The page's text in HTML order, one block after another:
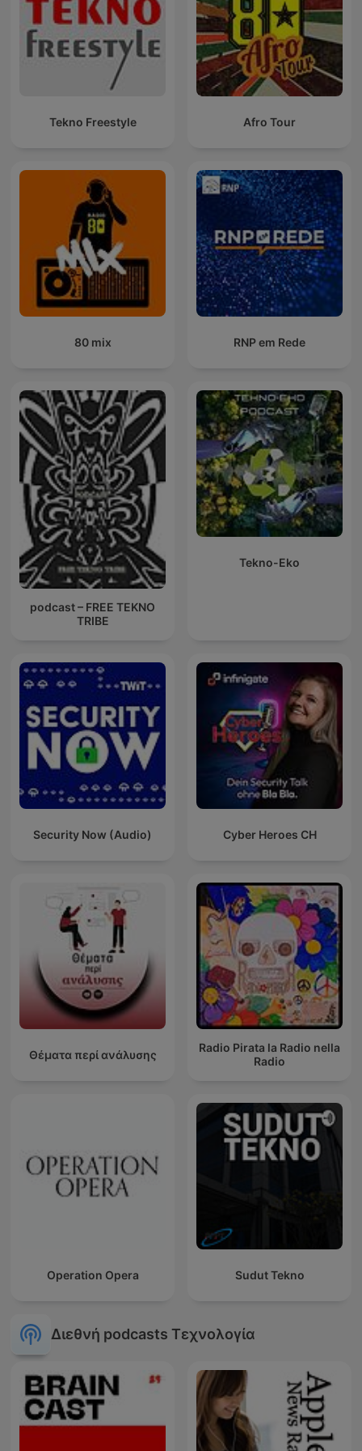
een kritische kijk op innovatie biedt DGTS een unieke mix van
diepgang en actualiteit.
Over de makers
Joe van Burik volgt en analyseert de belangrijkste
ontwikkelingen in tech, met scherpte, tempo en humor. Je
hoort hem dagelijks op BNR Nieuwsradio met het belangrijkste
Show. In het bijzonder volgt Joe al twee decennia de
wereld van videogames, waarover hij met bevlogen collega's
schreef het boek Formule 1 voor Dummies.
Ben van der Burg is techondernemer en voormalig
topschaatser. Ben is bezeten door technologie en wordt
enthousiast van gadgets, elektrische auto's, goede
businessmodellen en de toekomst. Naast De Grote Tech Show
is hij ook wekelijks te horen als presentator van De Technoloog.
Ook schuift hij regelmatig aan bij Vandaag Inside,
Goedemorgen Nederland en andere talkshows, om te
praten over het laatste nieuws rond technologie.
Show. Hij presenteert zelf bij BNR de Cryptocast en maakt ook
De Technoloog. Tevens is hij de vaste vervanger van Ben in De
met Bas van Werven op BNR Nieuwsradio.
Tekno Freestyle Afro Tour
80 mix RNP em Rede
podcast – FREE TEKNO
TRIBE
Tekno-Eko
Security Now (Audio) Cyber Heroes CH
Θέματα περί ανάλυσης
Radio Pirata la Radio nella
Radio
Operation Opera Sudut Tekno
Διεθνή podcasts Τεχνολογία